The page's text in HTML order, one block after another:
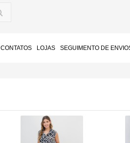
CONTATOS LOJAS SEGUIMENTO DE